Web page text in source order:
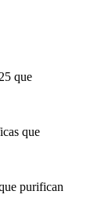
que
que
purifican